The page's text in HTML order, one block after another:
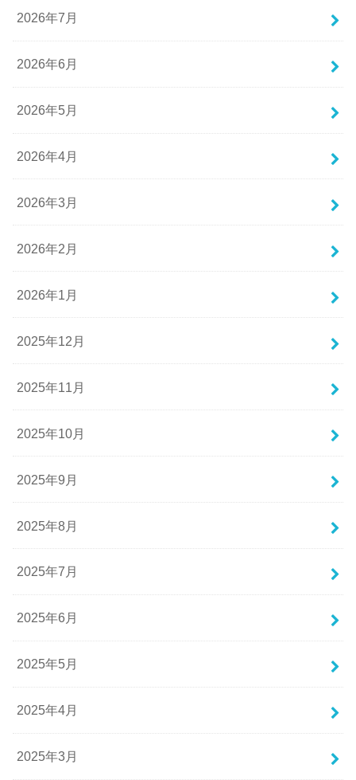
2026年7月
2026年6月
2026年5月
2026年4月
2026年3月
2026年2月
2026年1月
2025年12月
2025年11月
2025年10月
2025年9月
2025年8月
2025年7月
2025年6月
2025年5月
2025年4月
2025年3月